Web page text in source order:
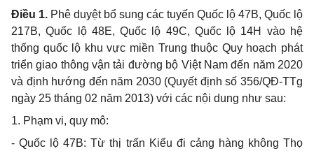
Điều 1. Phê duyệt bổ sung các tuyến Quốc lộ 47B, Quốc lộ
217B, Quốc lộ 48E, Quốc lộ 49C, Quốc lộ 14H vào hệ
thống quốc lộ khu vực miền Trung thuộc Quy hoạch phát
triển giao thông vận tải đường bộ Việt Nam đến năm 2020
và định hướng đến năm 2030 (Quyết định số 356/QĐ-TTg
ngày 25 tháng 02 năm 2013) với các nội dung như sau:
1. Phạm vi, quy mô:
- Quốc lộ 47B: Từ thị trấn Kiểu đi cảng hàng không Thọ